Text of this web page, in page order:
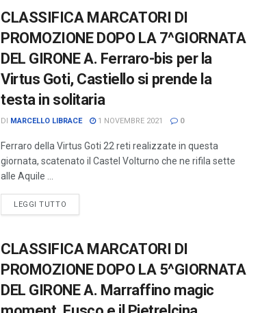
CLASSIFICA MARCATORI DI
PROMOZIONE DOPO LA 7^GIORNATA
DEL GIRONE A. Ferraro-bis per la
Virtus Goti, Castiello si prende la
testa in solitaria
DI MARCELLO LIBRACE 1 NOVEMBRE 2021 0
Ferraro della Virtus Goti 22 reti realizzate in questa
giornata, scatenato il Castel Volturno che ne rifila sette
alle Aquile ...
LEGGI TUTTO
CLASSIFICA MARCATORI DI
PROMOZIONE DOPO LA 5^GIORNATA
DEL GIRONE A. Marraffino magic